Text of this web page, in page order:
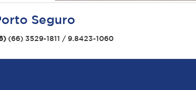
Seguro
(66) 3529-1811 / 9.8423-1060